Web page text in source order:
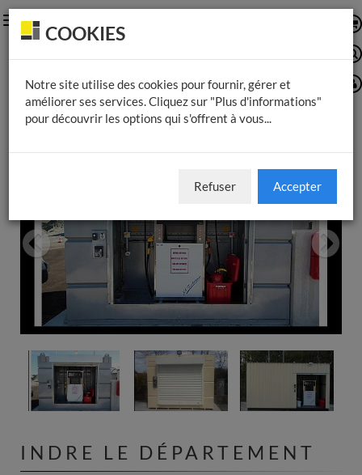
Toggle
navigation
INDRE LE DÉPARTEMENT
COOKIES
Notre site utilise des cookies pour fournir, gérer et
améliorer ses services. Cliquez sur "Plus d'informations"
pour découvrir les options qui s'offrent à vous...
Refuser Accepter